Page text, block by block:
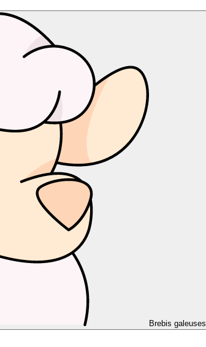
Brebis galeuses